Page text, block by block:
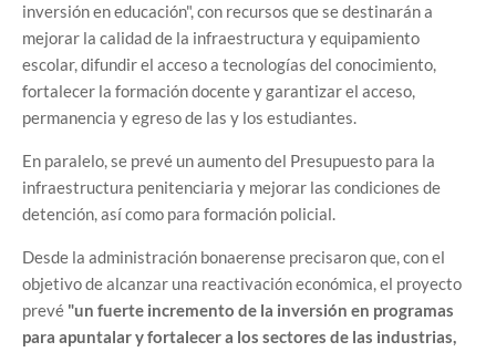
inversión en educación", con recursos que se destinarán a
mejorar la calidad de la infraestructura y equipamiento
escolar, difundir el acceso a tecnologías del conocimiento,
fortalecer la formación docente y garantizar el acceso,
permanencia y egreso de las y los estudiantes.
En paralelo, se prevé un aumento del Presupuesto para la
infraestructura penitenciaria y mejorar las condiciones de
detención, así como para formación policial.
Desde la administración bonaerense precisaron que, con el
objetivo de alcanzar una reactivación económica, el proyecto
prevé "un fuerte incremento de la inversión en programas
para apuntalar y fortalecer a los sectores de las industrias,